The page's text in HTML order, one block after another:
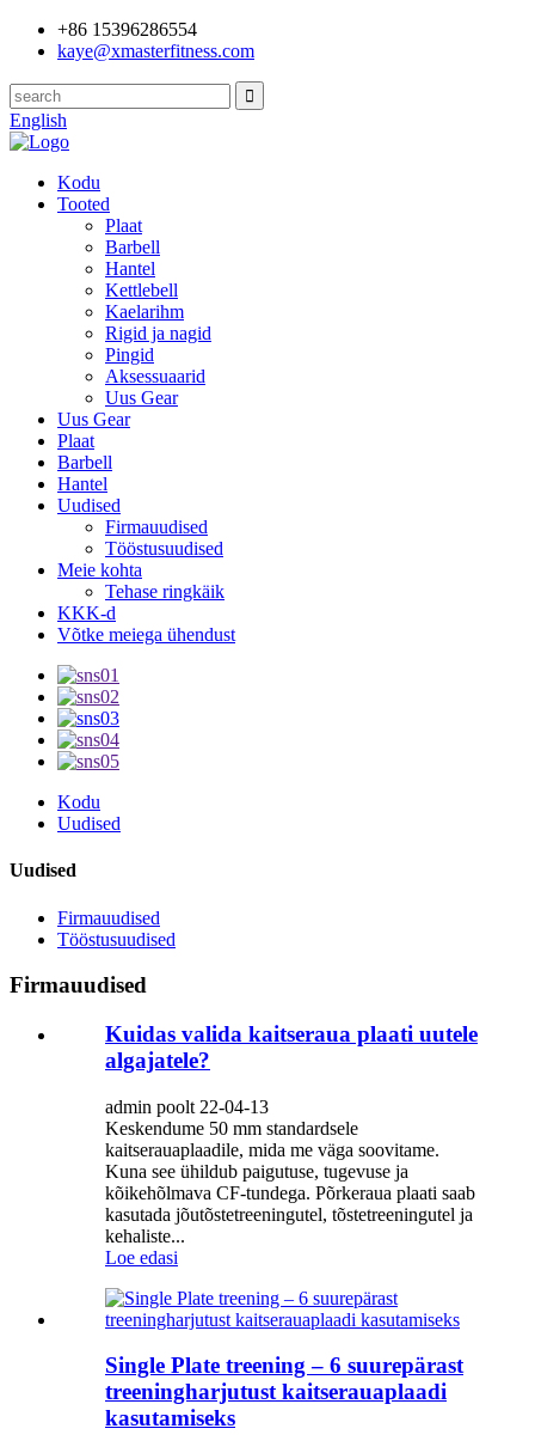
+86 15396286554
kaye@xmasterfitness.com
English
Kodu
Tooted
Plaat
Barbell
Hantel
Kettlebell
Kaelarihm
Rigid ja nagid
Pingid
Aksessuaarid
Uus Gear
Uus Gear
Plaat
Barbell
Hantel
Uudised
Firmauudised
Tööstusuudised
Meie kohta
Tehase ringkäik
KKK-d
Võtke meiega ühendust
Kodu
Uudised
Uudised
Firmauudised
Tööstusuudised
Firmauudised
Kuidas valida kaitseraua plaati uutele
algajatele?
admin poolt 22-04-13
Keskendume 50 mm standardsele
kaitserauaplaadile, mida me väga soovitame.
Kuna see ühildub paigutuse, tugevuse ja
kõikehõlmava CF-tundega. Põrkeraua plaati saab
kasutada jõutõstetreeningutel, tõstetreeningutel ja
kehaliste...
Loe edasi
Single Plate treening – 6 suurepärast
treeningharjutust kaitserauaplaadi
kasutamiseks